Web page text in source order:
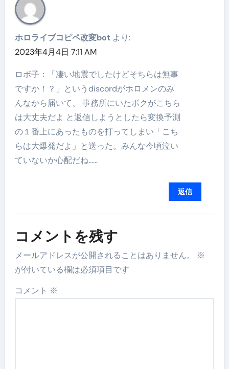
ホロライブコピペ改変bot より:
2023年4月4日 7:11 AM
ロボ子：「凄い地震でしたけどそちらは無事
ですか！？」というdiscordがホロメンのみ
んなから届いて、 事務所にいたボクがこちら
は大丈夫だよ と返信しようとしたら変換予測
の１番上にあったものを打ってしまい「こち
らは大爆発だよ」と送った。みんな今頃泣い
ていないか心配だね……
返信
コメントを残す
メールアドレスが公開されることはありません。
※
が付いている欄は必須項目です
コメント ※